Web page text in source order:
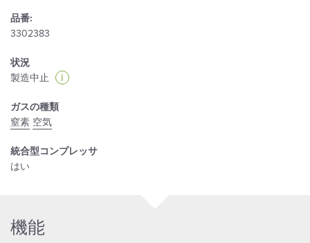
品番:
3302383
状況
製造中止
i
ガスの種類
窒素 空気
統合型コンプレッサ
はい
機能